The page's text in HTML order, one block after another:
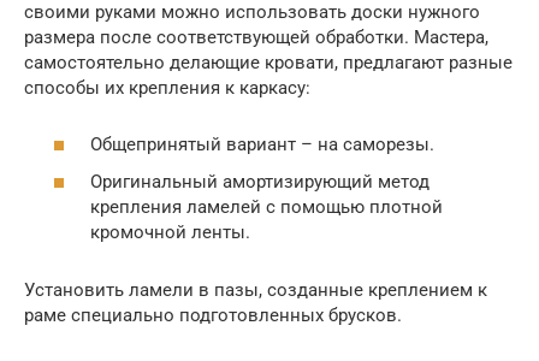
своими руками можно использовать доски нужного
размера после соответствующей обработки. Мастера,
самостоятельно делающие кровати, предлагают разные
способы их крепления к каркасу:
Общепринятый вариант – на саморезы.
Оригинальный амортизирующий метод
крепления ламелей с помощью плотной
кромочной ленты.
Установить ламели в пазы, созданные креплением к
раме специально подготовленных брусков.